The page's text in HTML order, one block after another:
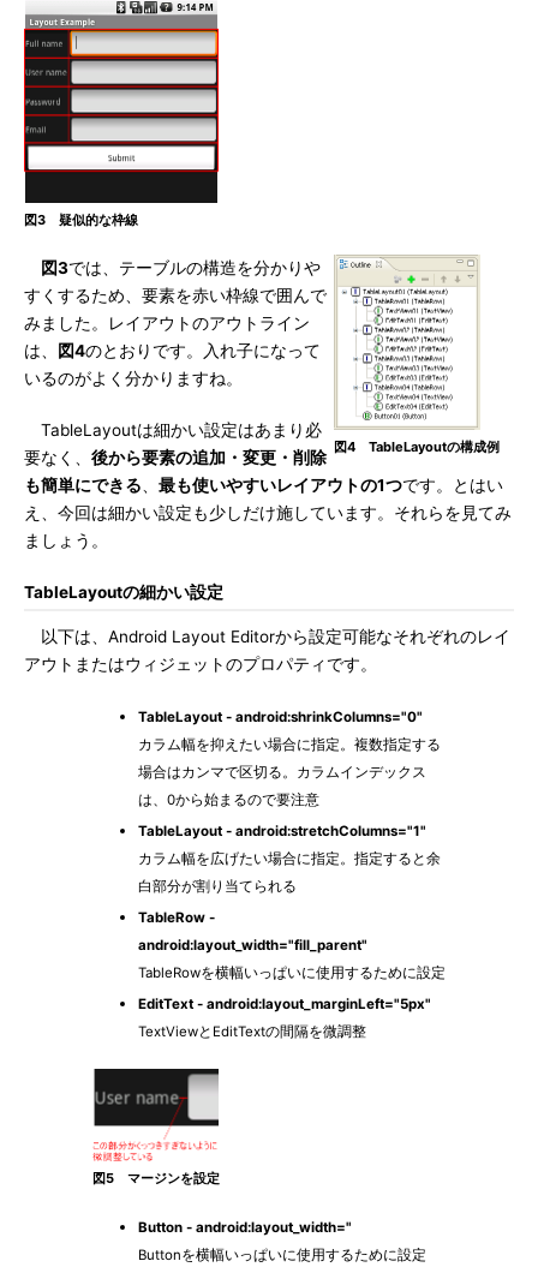
図3 疑似的な枠線
図4 TableLayoutの構成例
図3では、テーブルの構造を分かりや
すくするため、要素を赤い枠線で囲んで
みました。レイアウトのアウトライン
は、
図4のとおりです。入れ子になって
いるのがよく分かりますね。
TableLayoutは細かい設定はあまり必
要なく、 後から要素の追加・変更・削除
も簡単にできる
最も使いやすいレイアウトの1つです。とはい
え、今回は細かい設定も少しだけ施しています。それらを見てみ
ましょう。
TableLayoutの細かい設定
以下は、Android Layout Editorから設定可能なそれぞれのレイ
アウトまたはウィジェットのプロパティです。
TableLayout - android:shrinkColumns="0"
カラム幅を抑えたい場合に指定。複数指定する
場合はカンマで区切る。カラムインデックス
は、0から始まるので要注意
TableLayout - android:stretchColumns="1"
カラム幅を広げたい場合に指定。指定すると余
白部分が割り当てられる
TableRow -
android:layout_width="fill_parent"
TableRowを横幅いっぱいに使用するために設定
EditText - android:layout_marginLeft="5px"
TextViewとEditTextの間隔を微調整
図5 マージンを設定
Button - android:layout_width="
Buttonを横幅いっぱいに使用するために設定